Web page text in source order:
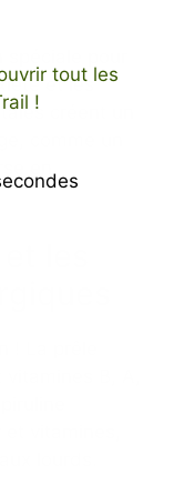
et les
créent un
tout les
!